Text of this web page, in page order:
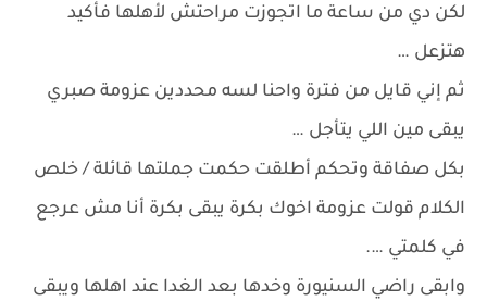
لكن دي من ساعة ما اتجوزت مراحتش لأهلها فأكيد
هتزعل …
ثم إني قايل من فترة واحنا لسه محددين عزومة صبري
يبقى مين اللي يتأجل …
بكل صفاقة وتحكم أطلقت حكمت جملتها قائلة / خلص
الكلام قولت عزومة اخوك بكرة يبقى بكرة أنا مش عرجع
في كلمتي ….
وابقى راضي السنيورة وخدها بعد الغدا عند اهلها ويبقى